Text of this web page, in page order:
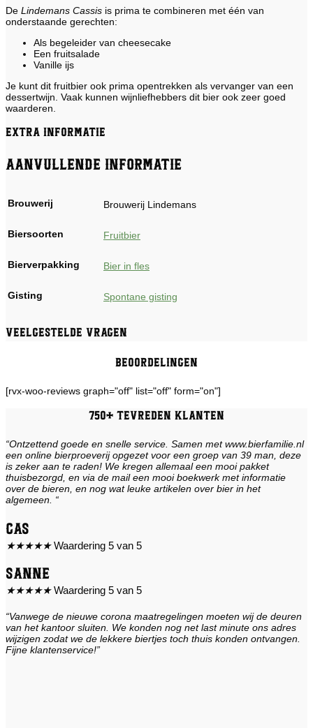
De Lindemans Cassis is prima te combineren met één van
onderstaande gerechten:
Als begeleider van cheesecake
Een fruitsalade
Vanille ijs
Je kunt dit fruitbier ook prima opentrekken als vervanger van een
dessertwijn. Vaak kunnen wijnliefhebbers dit bier ook zeer goed
waarderen.
Extra informatie
Aanvullende informatie
Brouwerij Brouwerij Lindemans
Biersoorten Fruitbier
Bierverpakking Bier in fles
Gisting Spontane gisting
Veelgestelde vragen
Beoordelingen
[rvx-woo-reviews graph="off" list="off" form="on"]
750+ tevreden klanten
“Ontzettend goede en snelle service. Samen met www.bierfamilie.nl
een online bierproeverij opgezet voor een groep van 39 man, deze
is zeker aan te raden! We kregen allemaal een mooi pakket
thuisbezorgd, en via de mail een mooi boekwerk met informatie
over de bieren, en nog wat leuke artikelen over bier in het
algemeen. “
Cas
★★★★★ Waardering 5 van 5
Sanne
★★★★★ Waardering 5 van 5
“Vanwege de nieuwe corona maatregelingen moeten wij de deuren
van het kantoor sluiten. We konden nog net last minute ons adres
wijzigen zodat we de lekkere biertjes toch thuis konden ontvangen.
Fijne klantenservice!”